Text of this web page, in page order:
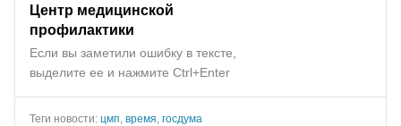
Центр медицинской
профилактики
Если вы заметили ошибку в тексте,
выделите ее и нажмите Ctrl+Enter
Теги новости: цмп время госдума